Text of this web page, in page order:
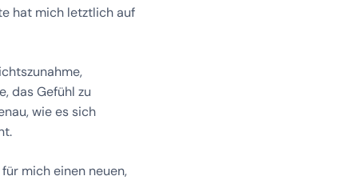
hat mich letztlich auf
das Gefühl zu
wie es sich
mich einen neuen,